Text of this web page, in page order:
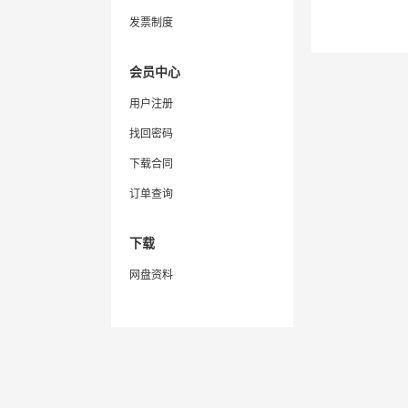
发票制度
会员中心
用户注册
找回密码
下载合同
订单查询
下载
网盘资料